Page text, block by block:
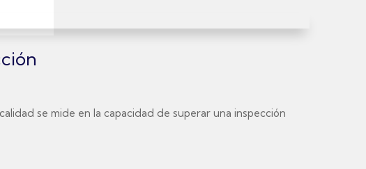
se mide en la capacidad de superar una inspección